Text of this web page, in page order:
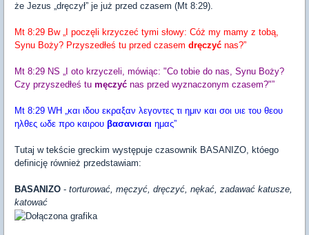
że Jezus „dręczył” je już przed czasem (Mt 8:29).
Mt 8:29 Bw „I poczęli krzyczeć tymi słowy: Cóż my mamy z tobą,
Synu Boży? Przyszedłeś tu przed czasem dręczyć nas?”
Mt 8:29 NS „I oto krzyczeli, mówiąc: "Co tobie do nas, Synu Boży?
Czy przyszedłeś tu męczyć nas przed wyznaczonym czasem?"”
Mt 8:29 WH „και ιδου εκραξαν λεγοντες τι ημιν και σοι υιε του θεου
ηλθες ωδε προ καιρου βασανισαι ημας”
Tutaj w tekście greckim występuje czasownik BASANIZO, któego
definicję również przedstawiam:
BASANIZO - torturować, męczyć, dręczyć, nękać, zadawać katusze,
katować